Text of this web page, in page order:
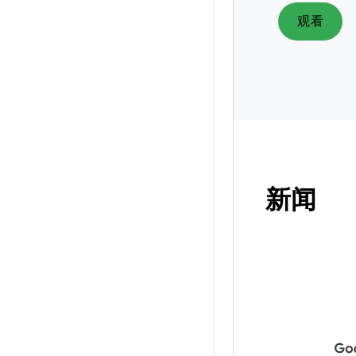
观看
新闻